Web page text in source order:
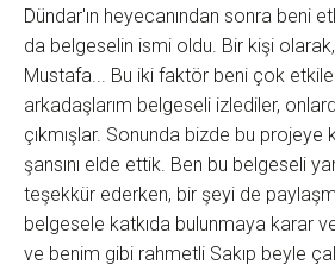
Dündar'ın heyecanından sonra beni
da belgeselin ismi oldu. Bir kişi
Mustafa... Bu iki faktör beni çok
arkadaşlarım belgeseli izlediler,
çıkmışlar. Sonunda bizde bu projeye
şansını elde ettik. Ben bu belgeseli
teşekkür ederken, bir şeyi de
belgesele katkıda bulunmaya karar
ve benim gibi rahmetli Sakıp beyle